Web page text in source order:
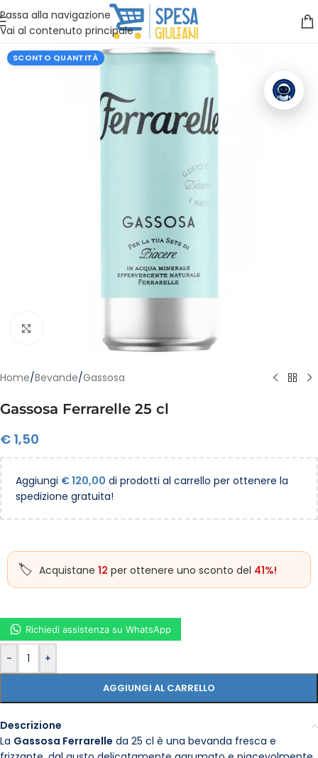
Passa alla navigazione
Vai al contenuto principale
Vuoi assistenza?Clicca qui e ti richiamiamo noi
SCONTO QUANTITÀ
Home/Bevande/Gassosa
Gassosa Ferrarelle 25 cl
€ 1,50
Aggiungi €120,00 di prodotti al carrello per ottenere la
spedizione gratuita!
Acquistane 12 per ottenere uno sconto del 41%!
- +
AGGIUNGI AL CARRELLO
Richiedi assistenza su WhatsApp
Descrizione
La Gassosa Ferrarelle da 25 cl è una bevanda fresca e